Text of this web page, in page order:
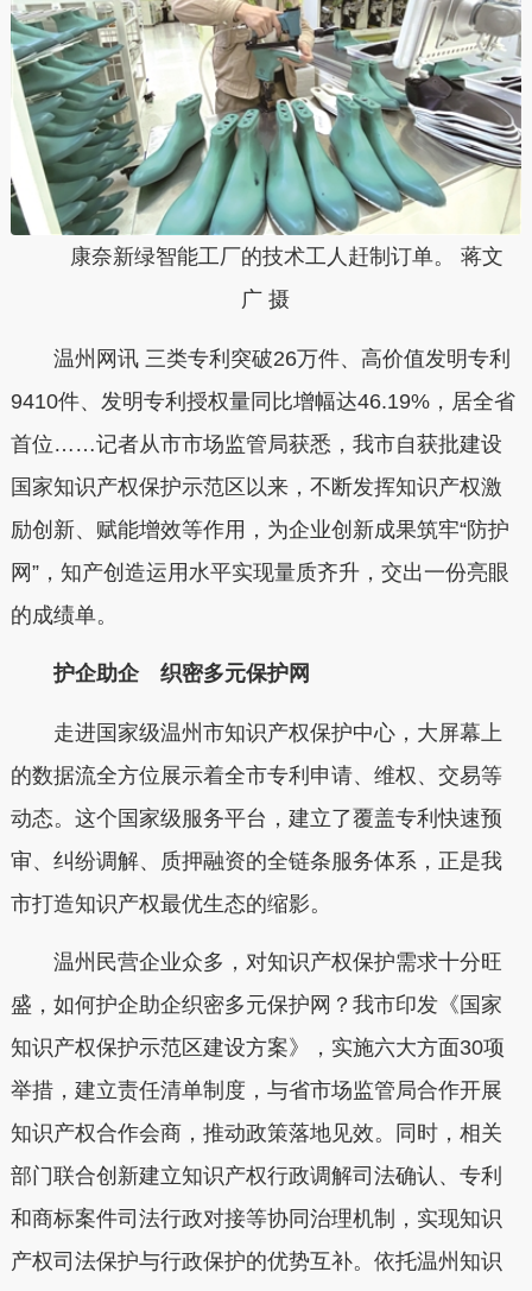
康奈新绿智能工厂的技术工人赶制订单。 蒋文
广 摄
温州网讯 三类专利突破26万件、高价值发明专利
9410件、发明专利授权量同比增幅达46.19%，居全省
首位……记者从市市场监管局获悉，我市自获批建设
国家知识产权保护示范区以来，不断发挥知识产权激
励创新、赋能增效等作用，为企业创新成果筑牢“防护
网”，知产创造运用水平实现量质齐升，交出一份亮眼
的成绩单。
护企助企 织密多元保护网
走进国家级温州市知识产权保护中心，大屏幕上
的数据流全方位展示着全市专利申请、维权、交易等
动态。这个国家级服务平台，建立了覆盖专利快速预
审、纠纷调解、质押融资的全链条服务体系，正是我
市打造知识产权最优生态的缩影。
温州民营企业众多，对知识产权保护需求十分旺
盛，如何护企助企织密多元保护网？我市印发《国家
知识产权保护示范区建设方案》，实施六大方面30项
举措，建立责任清单制度，与省市场监管局合作开展
知识产权合作会商，推动政策落地见效。同时，相关
部门联合创新建立知识产权行政调解司法确认、专利
和商标案件司法行政对接等协同治理机制，实现知识
产权司法保护与行政保护的优势互补。依托温州知识